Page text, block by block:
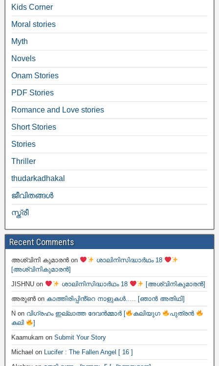
Kids Corner
Moral stories
Myth
Novels
Onam Stories
PDF Stories
Romance and Love stories
Short Stories
Stories
Thriller
thudarkadhakal
ജീവിതങ്ങള്‍
സ്ത്രീ
Recent Comments
അശ്വിനി കുമാരൻ on
ശാലിനിസിദ്ധാർഥം 18
[അശ്വിനികുമാരൻ]
JISHNU on ശാലിനിസിദ്ധാർഥം 18
[അശ്വിനികുമാരൻ]
അരുൺon കാത്തിരിപ്പിൻ്റെ നാളുകൾ….. [ഞാൻ അതിഥി]
N on വിഗ്രഹം ഇല്ലാത്ത ദേവൻമ്മാർ [ കലിയുഗ
പുത്രൻ
കലി
]
Kaamukam on Submit Your Story
Michael on Lucifer : The Fallen Angel [ 16 ]